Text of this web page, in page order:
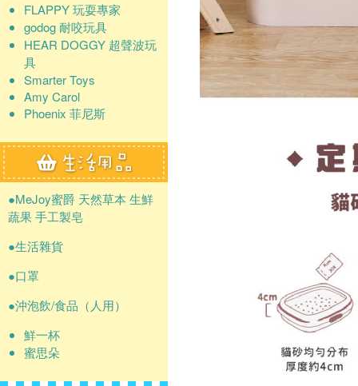
FLAPPY 玩耍專家
godog 耐咬玩具
HEAR DOGGY 超聲波玩
具
Smarter Toys
Amy Carol
Phoenix 菲尼斯
●MeJoy蜜爵 天然草本 生鮮
蔬果 手工製皂
●生活雜貨
●口罩
●沖泡飲/食品（人用）
鮮一杯
蜜思朵